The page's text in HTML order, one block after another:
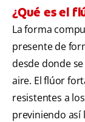
¿Qué es el
La forma
presente de
desde donde
aire. El flúor
resistentes a
previniendo así